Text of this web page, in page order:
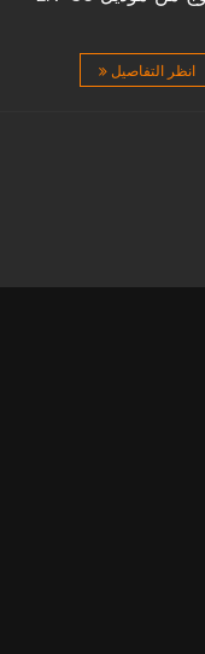
انظر التفاصيل